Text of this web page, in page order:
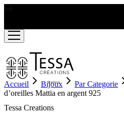
Tessa Creations
Accueil Bijoux Par Categorie
d’oreilles Mattia en argent 925